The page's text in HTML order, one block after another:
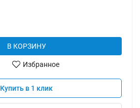
В КОРЗИНУ
Избранное
Купить в 1 клик